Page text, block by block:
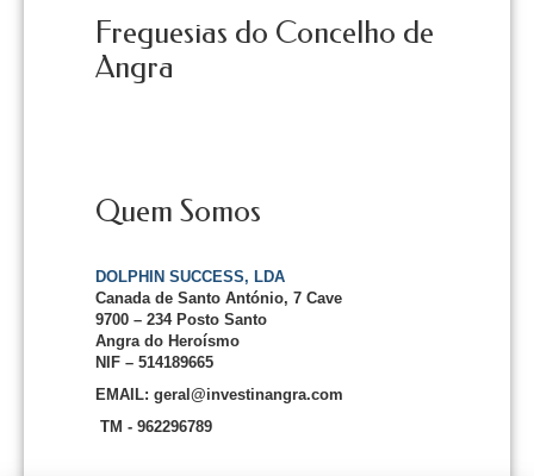
Freguesias do Concelho de
Angra
Quem Somos
DOLPHIN SUCCESS, LDA
Canada de Santo António, 7 Cave
9700 – 234 Posto Santo
Angra do Heroísmo
NIF – 514189665
EMAIL: geral@investinangra.com
TM - 962296789